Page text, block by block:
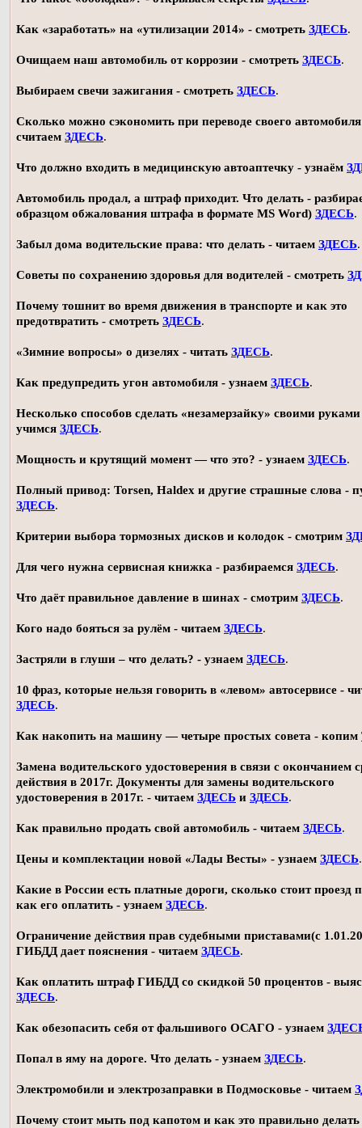
Как «заработать» на «утилизации 2014» - смотреть ЗДЕСЬ.
Очищаем наш автомобиль от коррозии - смотреть ЗДЕСЬ.
Выбираем свечи зажигания - смотреть ЗДЕСЬ.
Сколько можно сэкономить при переводе своего автомобиля
считаем ЗДЕСЬ.
Что должно входить в медицинскую автоаптечку - узнаём
Автомобиль продал, а штраф приходит. Что делать -
образцом обжалования штрафа в формате MS Word) ЗДЕСЬ.
Забыл дома водительские права: что делать - читаем ЗДЕСЬ.
Советы по сохранению здоровья для водителей - смотреть
Почему тошнит во время движения в транспорте и как это
предотвратить - смотреть ЗДЕСЬ.
«Зимние вопросы» о дизелях - читать ЗДЕСЬ.
Как предупредить угон автомобиля - узнаем ЗДЕСЬ.
Несколько способов сделать «незамерзайку» своими
учимся ЗДЕСЬ.
Мощность и крутящий момент — что это? - узнаем ЗДЕСЬ.
Полный привод: Torsen, Haldex и другие страшные слова -
ЗДЕСЬ.
Критерии выбора тормозных дисков и колодок - смотрим
Для чего нужна сервисная книжка - разбираемся ЗДЕСЬ.
Что даёт правильное давление в шинах - смотрим ЗДЕСЬ.
Кого надо бояться за рулём - читаем ЗДЕСЬ.
Застряли в глуши – что делать? - узнаем ЗДЕСЬ.
10 фраз, которые нельзя говорить в «левом» автосервисе -
ЗДЕСЬ.
Как накопить на машину — четыре простых совета - копим
Замена водительского удостоверения в связи с окончанием
действия в 2017г. Документы для замены водительского
удостоверения в 2017г. - читаем ЗДЕСЬ и ЗДЕСЬ.
Как правильно продать свой автомобиль - читаем ЗДЕСЬ.
Цены и комплектации новой «Лады Весты» - узнаем ЗДЕСЬ.
Какие в России есть платные дороги, сколько стоит проезд
как его оплатить - узнаем ЗДЕСЬ.
Ограничение действия прав судебными приставами(с
ГИБДД дает пояснения - читаем ЗДЕСЬ.
Как оплатить штраф ГИБДД со скидкой 50 процентов -
ЗДЕСЬ.
Как обезопасить себя от фальшивого ОСАГО - узнаем
Попал в яму на дороге. Что делать - узнаем ЗДЕСЬ.
Электромобили и электрозаправки в Подмосковье - читаем
Почему стоит мыть под капотом и как это правильно делать